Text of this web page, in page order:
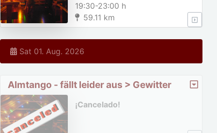
19:30-23:00 h
59.11 km
Sat 01. Aug. 2026
Almtango - fällt leider aus > Gewitter
angesagt
¡Cancelado!